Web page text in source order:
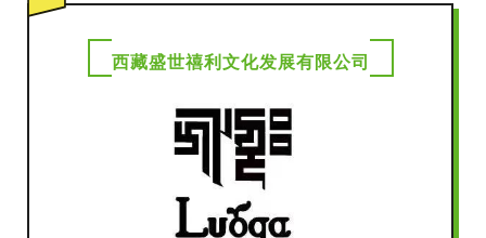
西藏盛世禧利文化发展有限公司